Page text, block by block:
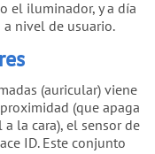
el iluminador, y a día
nivel de usuario.
(auricular) viene
(que apaga
la cara), el sensor de
ID. Este conjunto